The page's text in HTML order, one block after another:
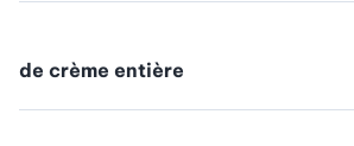
de crème entière